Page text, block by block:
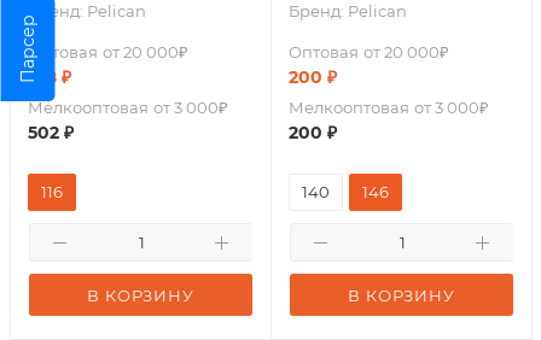
Бренд: Pelican
Оптовая от 20 000₽
418 ₽
Мелкооптовая от 3 000₽
502 ₽
В КОРЗИНУ
116
Бренд: Pelican
Оптовая от 20 000₽
200 ₽
Мелкооптовая от 3 000₽
200 ₽
В КОРЗИНУ
140 146
Парсер